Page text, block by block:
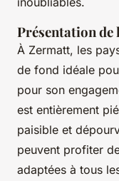
Présentation de
À Zermatt, les
de fond idéale
pour son
est entièrement
paisible et
peuvent profiter
adaptées à tous